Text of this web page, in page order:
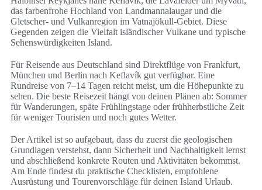
das farbenfrohe Hochland von Landmannalaugar und die
Gletscher- und Vulkanregion im Vatnajökull-Gebiet. Diese
Gegenden zeigen die Vielfalt isländischer Vulkane und typische
Sehenswürdigkeiten Island.
Für Reisende aus Deutschland sind Direktflüge von Frankfurt,
München und Berlin nach Keflavík gut verfügbar. Eine
Rundreise von 7–14 Tagen reicht meist, um die Höhepunkte zu
sehen. Die beste Reisezeit hängt von deinen Plänen ab: Sommer
für Wanderungen, späte Frühlingstage oder frühherbstliche Zeit
für weniger Touristen und noch gutes Wetter.
Der Artikel ist so aufgebaut, dass du zuerst die geologischen
Grundlagen verstehst, dann Sicherheit und Nachhaltigkeit lernst
und abschließend konkrete Routen und Aktivitäten bekommst.
Am Ende findest du praktische Checklisten, empfohlene
Ausrüstung und Tourenvorschläge für deinen Island Urlaub.